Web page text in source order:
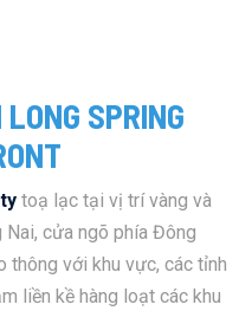
SPRING
toạ lạc tại vị trí vàng và
cửa ngõ phía Đông
thông với khu vực, các tỉnh
liền kề hàng loạt các khu